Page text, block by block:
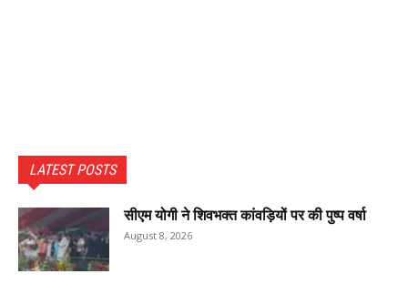
LATEST POSTS
सीएम योगी ने शिवभक्त कांवड़ियों पर की पुष्प वर्षा
August 8, 2026